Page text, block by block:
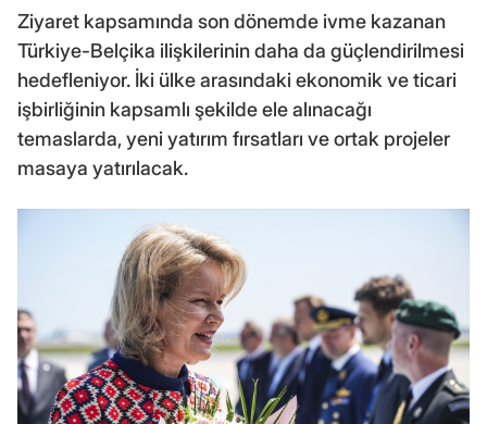
Ziyaret kapsamında son dönemde ivme kazanan
Türkiye-Belçika ilişkilerinin daha da güçlendirilmesi
hedefleniyor. İki ülke arasındaki ekonomik ve ticari
işbirliğinin kapsamlı şekilde ele alınacağı
temaslarda, yeni yatırım fırsatları ve ortak projeler
masaya yatırılacak.